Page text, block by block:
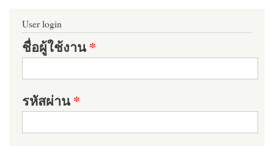
User login
ชื่อผู้ใช้งาน*
รหัสผ่าน*